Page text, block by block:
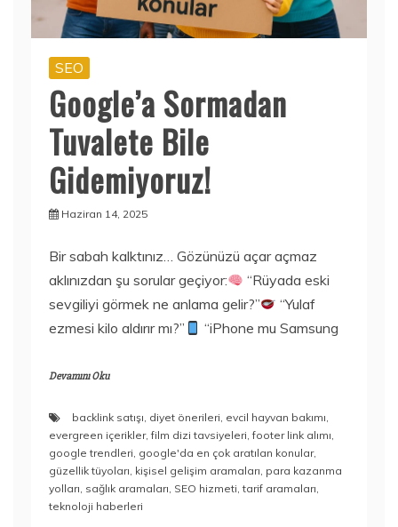
SEO
Google’a Sormadan
Tuvalete Bile
Gidemiyoruz!
Haziran 14, 2025
Bir sabah kalktınız… Gözünüzü açar açmaz
aklınızdan şu sorular geçiyor:
“Rüyada eski
sevgiliyi görmek ne anlama gelir?”
“Yulaf
ezmesi kilo aldırır mı?”
“iPhone mu Samsung
Devamını Oku
backlink satışı, diyet önerileri, evcil hayvan bakımı,
evergreen içerikler,film dizi tavsiyeleri,footer link alımı,
google trendleri, google'da en çok aratılan konular,
güzellik tüyoları, kişisel gelişim aramaları, para kazanma
yolları, sağlık aramaları, SEO hizmeti,tarif aramaları,
teknoloji haberleri